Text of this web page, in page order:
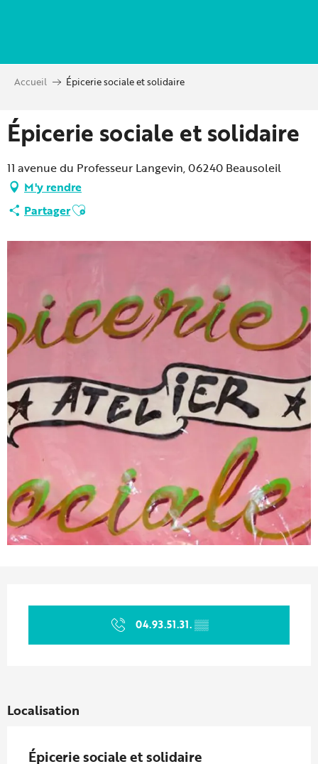
principal
Accueil Épicerie sociale et solidaire
Épicerie sociale et solidaire
11 avenue du Professeur Langevin, 06240 Beausoleil
M'y rendre
PartagerAjouter aux favoris
04.93.51.31.▒▒
Localisation
Épicerie sociale et solidaire